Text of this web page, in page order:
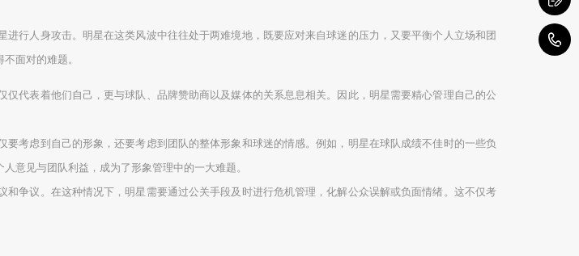
行人身攻击。明星在这类风波中往往处于两难境地，既要应对来自球迷的压力，又要平衡个人立场和团
面对的难题。
代表着他们自己，更与球队、品牌赞助商以及媒体的关系息息相关。因此，明星需要精心管理自己的公
考虑到自己的形象，还要考虑到团队的整体形象和球迷的情感。例如，明星在球队成绩不佳时的一些负
意见与团队利益，成为了形象管理中的一大难题。
争议。在这种情况下，明星需要通过公关手段及时进行危机管理，化解公众误解或负面情绪。这不仅考